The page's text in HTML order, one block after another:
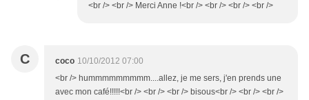
<br /> <br /> Merci Anne !<br /> <br /> <br /> <br />
C coco 10/10/2012 07:00
<br /> hummmmmmmmm....allez, je me sers, j'en prends une
avec mon café!!!!!<br /> <br /> <br /> bisous<br /> <br /> <br />